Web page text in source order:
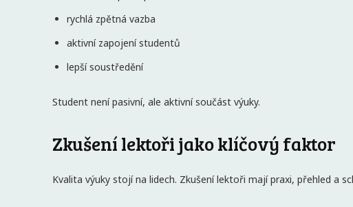
rychlá zpětná vazba
aktivní zapojení studentů
lepší soustředění
Student není pasivní, ale aktivní součást výuky.
Zkušení lektoři jako klíčový faktor
Kvalita výuky stojí na lidech. Zkušení lektoři mají praxi, přehled a